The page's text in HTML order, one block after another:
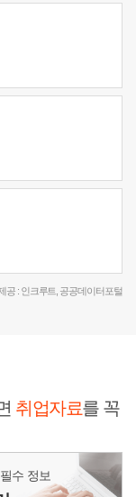
공 : 인크루트 공공데이터포털
취업자료를 꼭
수 정보